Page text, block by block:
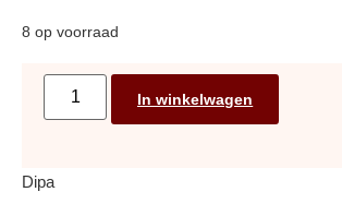
8 op voorraad
In winkelwagen
Dipa